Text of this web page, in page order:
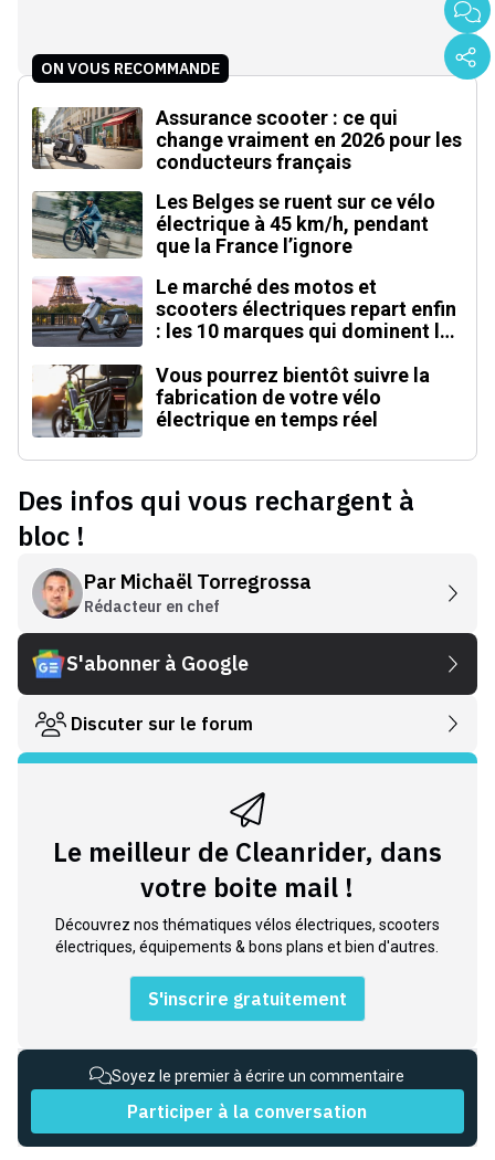
ON VOUS RECOMMANDE
Assurance scooter : ce qui
change vraiment en 2026 pour les
conducteurs français
Les Belges se ruent sur ce vélo
électrique à 45 km/h, pendant
que la France l’ignore
Le marché des motos et
scooters électriques repart enfin
: les 10 marques qui dominent la
Vous pourrez bientôt suivre la
fabrication de votre vélo
électrique en temps réel
Des infos qui vous rechargent à
bloc !
Par Michaël Torregrossa
Rédacteur en chef
S'abonner à Google
Discuter sur le forum
Le meilleur de Cleanrider, dans
votre boite mail !
Découvrez nos thématiques vélos électriques, scooters
électriques, équipements & bons plans et bien d'autres.
S'inscrire gratuitement
Soyez le premier à écrire un commentaire
Participer à la conversation